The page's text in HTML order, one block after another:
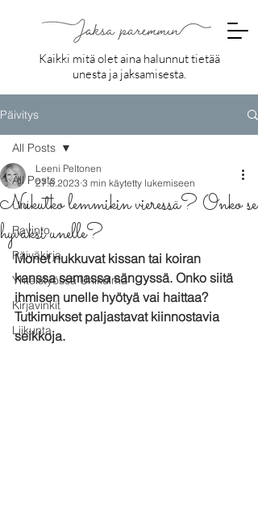
Kaikki mitä olet aina halunnut tietää
unesta ja jaksamisesta.
Päivitys
All Posts
Uni
Ravinto
Päiväkirja
Yhteistyössä Unikulma
Kirjavinkit
Liikunta
All Posts
Nukutko lemmikin vieressä? Onko se
hyväksi unelle?
Leeni Peltonen
27.6.2023 3 min käytetty lukemiseen
Monet nukkuvat kissan tai koiran
kanssa samassa sängyssä. Onko siitä
ihmisen unelle hyötyä vai haittaa?
Tutkimukset paljastavat kiinnostavia
seikkoja.